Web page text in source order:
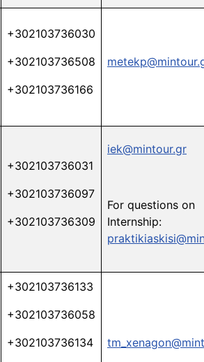
+302103736030
+302103736508
+302103736166
+302103736031
+302103736097
+302103736309
iek@mintour.gr
For questions on
Internship:
+302103736133
+302103736058
+302103736134